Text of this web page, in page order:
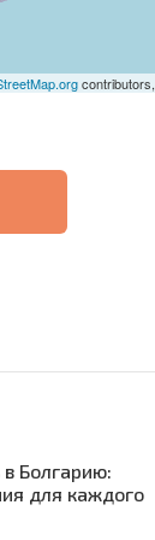
contributors,
вы разрешаете
Болгарию:
для каждого